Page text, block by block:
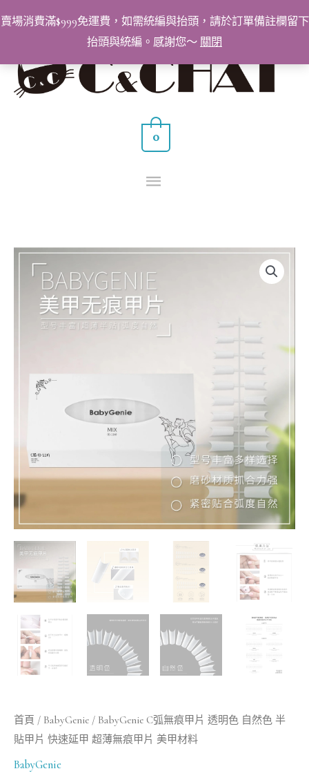
賣場消費滿$999免運費，如需統編與抬頭，請於訂單備註欄留下
抬頭與統編。感謝您～ 關閉
至
要
選
0
首頁 / BabyGenie / BabyGenie C弧無痕甲片 透明色 自然色 半
貼甲片 快速延甲 超薄無痕甲片 美甲材料
BabyGenie
BabyGenie
色
半
貼
甲
片
速
延
甲
薄
無